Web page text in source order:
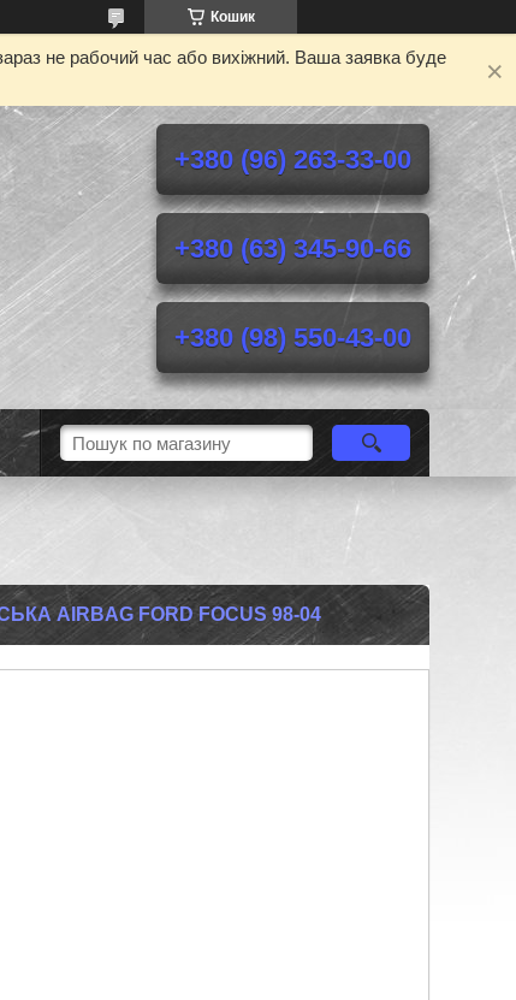
Кошик
не рабочий час або вихіжний. Ваша заявка буде
+380 (96) 263-33-00
+380 (63) 345-90-66
+380 (98) 550-43-00
AIRBAG FORD FOCUS 98-04